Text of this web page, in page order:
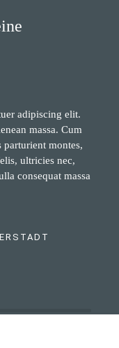
adipiscing elit.
massa. Cum
parturient montes,
ultricies nec,
consequat massa